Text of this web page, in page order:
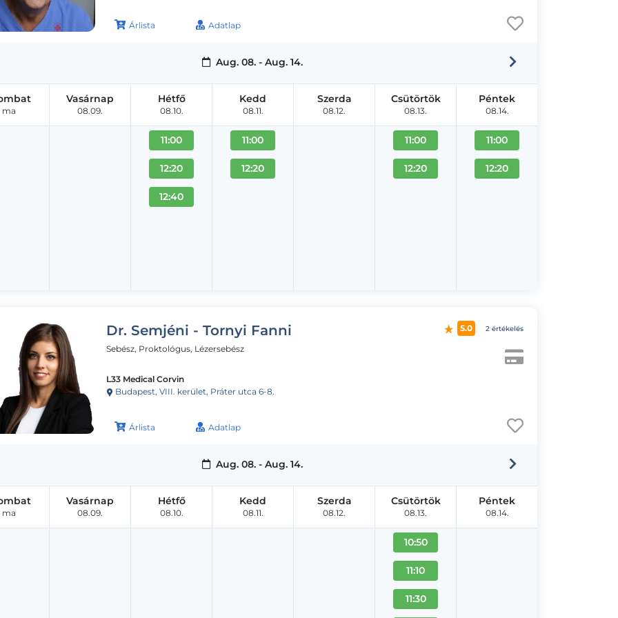
Árlista Adatlap
Aug. 08. - Aug. 14.
ma
Vasárnap
08.09.
Hétfő
08.10.
11:00
12:20
12:40
Kedd
08.11.
11:00
12:20
Szerda
08.12.
Csütörtök
08.13.
11:00
12:20
Péntek
08.14.
11:00
12:20
Dr. Semjéni - Tornyi Fanni
Sebész, Proktológus, Lézersebész
L33 Medical Corvin
Budapest, VIII. kerület, Práter utca 6-8.
Árlista Adatlap
5.0 2 értékelés
Aug. 08. - Aug. 14.
ma
Vasárnap
08.09.
Hétfő
08.10.
Kedd
08.11.
Szerda
08.12.
Csütörtök
08.13.
10:50
11:10
11:30
Péntek
08.14.